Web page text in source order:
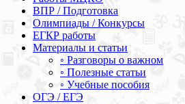
ВПР / Подготовка
Олимпиады / Конкурсы
ЕГКР работы
Материалы и статьи
◦ Разговоры о важном
◦ Полезные статьи
◦ Учебные пособия
ОГЭ / ЕГЭ